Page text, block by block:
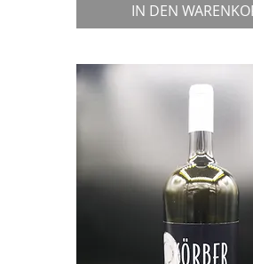
IN DEN